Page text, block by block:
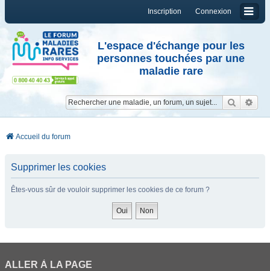
Connexion
Inscription
L'espace d'échange pour les
personnes touchées par une
maladie rare
Accueil du forum
Supprimer les cookies
Êtes-vous sûr de vouloir supprimer les cookies de ce forum ?
ALLER À LA PAGE